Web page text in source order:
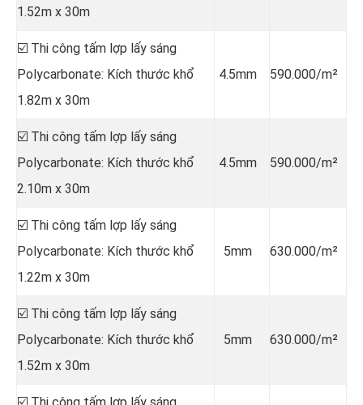
1.52m x 30m
☑️ Thi công tấm lợp lấy sáng
Polycarbonate: Kích thước khổ
1.82m x 30m
4.5mm 590.000/m²
☑️ Thi công tấm lợp lấy sáng
Polycarbonate: Kích thước khổ
2.10m x 30m
4.5mm 590.000/m²
☑️ Thi công tấm lợp lấy sáng
Polycarbonate: Kích thước khổ
1.22m x 30m
5mm 630.000/m²
☑️ Thi công tấm lợp lấy sáng
Polycarbonate: Kích thước khổ
1.52m x 30m
5mm 630.000/m²
☑️ Thi công tấm lợp lấy sáng